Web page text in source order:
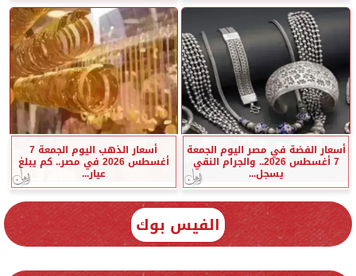
أسعار الفضة في مصر اليوم الجمعة
7 أغسطس 2026.. والجرام النقي
يسجل...
أسعار الذهب اليوم الجمعة 7
أغسطس 2026 في مصر.. كم يبلغ
عيار...
الفيس بوك